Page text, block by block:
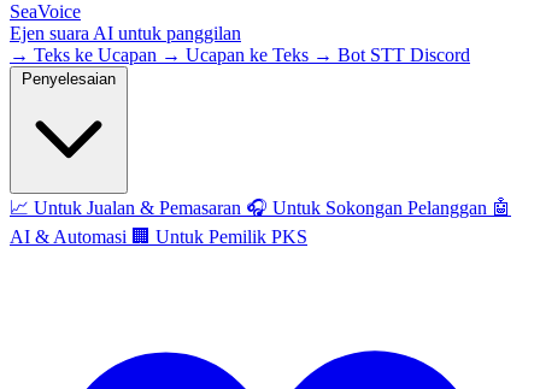
SeaVoice
Ejen suara AI untuk panggilan
→ Teks ke Ucapan → Ucapan ke Teks → Bot STT Discord
📈 Untuk Jualan & Pemasaran 🎧 Untuk Sokongan Pelanggan 🤖
AI & Automasi 🏢 Untuk Pemilik PKS